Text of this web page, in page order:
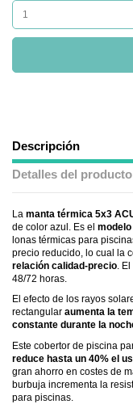
Descripción
Detalles del producto
La manta térmica 5x3
de color azul. Es el
lonas térmicas para
precio reducido, lo cual la
relación calidad-precio .
48/72 horas.
El efecto de los rayos
rectangular aumenta la
constante durante la
Este cobertor de piscina
reduce hasta un 40% el
gran ahorro en costes de
burbuja incrementa la
para piscinas.